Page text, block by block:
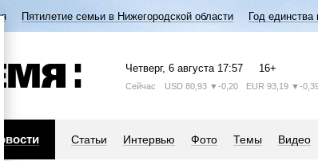
Пятилетие семьи в Нижегородской области Год
Четверг, 6 августа 17:57 16+
Сейчас USD 80,93 ▼-0,20 EUR 93,19 ▼-
Статьи Интервью Фото Темы Видео